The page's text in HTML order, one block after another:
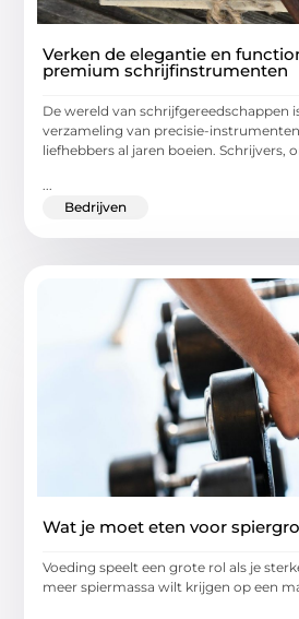
Verken de elegantie en
premium schrijfinstrumenten
De wereld van schrijfgereedschappen
verzameling van precisie-
liefhebbers al jaren boeien. Schrijvers,
...
Bedrijven
Wat je moet eten voor
Voeding speelt een grote rol als je
meer spiermassa wilt krijgen op een